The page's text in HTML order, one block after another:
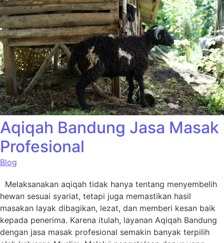
Aqiqah Bandung Jasa Masak
Profesional
Blog
Melaksanakan aqiqah tidak hanya tentang menyembelih
hewan sesuai syariat, tetapi juga memastikan hasil
masakan layak dibagikan, lezat, dan memberi kesan baik
kepada penerima. Karena itulah, layanan Aqiqah Bandung
dengan jasa masak profesional semakin banyak terpilih